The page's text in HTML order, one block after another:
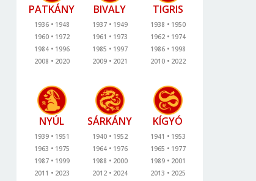
PATKÁNY
1936
1948
1960
1972
1984
1996
2008
2020
BIVALY
1937
1949
1961
1973
1985
1997
2009
2021
TIGRIS
1938
1950
1962
1974
1986
1998
2010
2022
NYÚL
1939
1951
1963
1975
1987
1999
2011
2023
SÁRKÁNY
1940
1952
1964
1976
1988
2000
2012
2024
KÍGYÓ
1941
1953
1965
1977
1989
2001
2013
2025